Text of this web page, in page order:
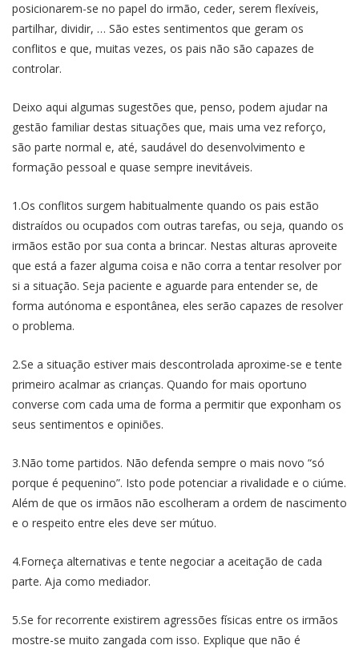
posicionarem-se no papel do irmão, ceder, serem flexíveis,
partilhar, dividir, … São estes sentimentos que geram os
conflitos e que, muitas vezes, os pais não são capazes de
controlar.
Deixo aqui algumas sugestões que, penso, podem ajudar na
gestão familiar destas situações que, mais uma vez reforço,
são parte normal e, até, saudável do desenvolvimento e
formação pessoal e quase sempre inevitáveis.
1.Os conflitos surgem habitualmente quando os pais estão
distraídos ou ocupados com outras tarefas, ou seja, quando os
irmãos estão por sua conta a brincar. Nestas alturas aproveite
que está a fazer alguma coisa e não corra a tentar resolver por
si a situação. Seja paciente e aguarde para entender se, de
forma autónoma e espontânea, eles serão capazes de resolver
o problema.
2.Se a situação estiver mais descontrolada aproxime-se e tente
primeiro acalmar as crianças. Quando for mais oportuno
converse com cada uma de forma a permitir que exponham os
seus sentimentos e opiniões.
3.Não tome partidos. Não defenda sempre o mais novo “só
porque é pequenino”. Isto pode potenciar a rivalidade e o ciúme.
Além de que os irmãos não escolheram a ordem de nascimento
e o respeito entre eles deve ser mútuo.
4.Forneça alternativas e tente negociar a aceitação de cada
parte. Aja como mediador.
5.Se for recorrente existirem agressões físicas entre os irmãos
mostre-se muito zangada com isso. Explique que não é